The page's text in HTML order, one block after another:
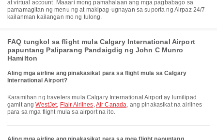
at virtual account. Maaari mong pamahalaan ang mga pagbabago sa
pamamagitan ng menu ng at makipag-ugnayan sa suporta ng Airpaz 24/7
kailanman kailangan mo ng tulong.
FAQ tungkol sa flight mula Calgary International Airport
papuntang Paliparang Pandaigdig ng John C Munro
Hamilton
Aling mga airline ang pinakasikat para sa flight mula sa Calgary
International Airport?
Karamihan ng travelers mula Calgary International Airport ay lumilipad
gamit angWestJet, Flair Airlines,Air Canada, ang pinakasikat na airlines
para sa mga flight mula sa airport na ito.